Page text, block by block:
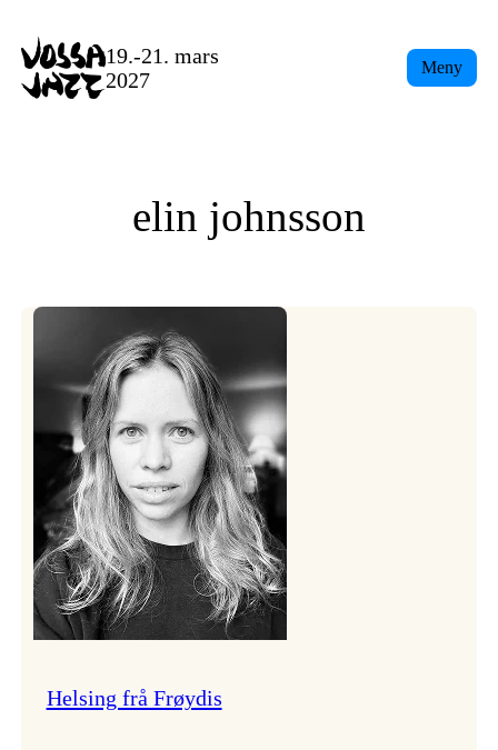
content
19.-21. mars
2027
Meny
elin johnsson
Helsing frå Frøydis